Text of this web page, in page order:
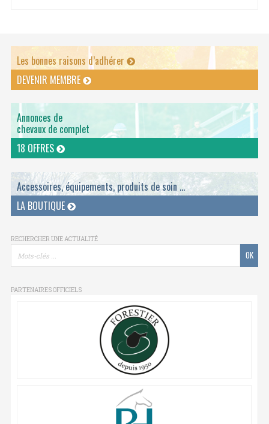
Les bonnes raisons d’adhérer
DEVENIR MEMBRE
Annonces de
chevaux de complet
18 OFFRES
Accessoires, équipements, produits de soin ...
LA BOUTIQUE
RECHERCHER UNE ACTUALITÉ
PARTENAIRES OFFICIELS